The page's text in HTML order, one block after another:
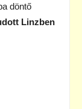
döntő
Linzben